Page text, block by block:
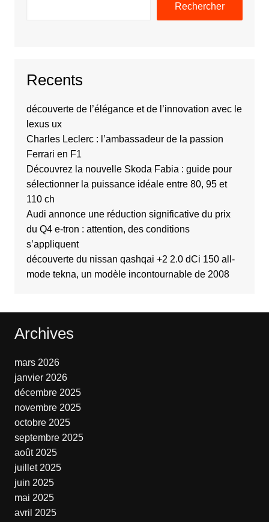
Rechercher
Recents
découverte de l’élégance et de l’innovation avec le
lexus ux
Charles Leclerc : l’ambassadeur de la passion
Ferrari en F1
Découvrez la nouvelle Skoda Fabia : guide pour
sélectionner la puissance idéale entre 80, 95 et
110 ch
Audi annonce une réduction significative du prix
du Q4 e-tron : attention, des conditions
s’appliquent
découverte du nissan qashqai +2 2.0 dCi 150 all-
mode tekna, un modèle incontournable de 2008
Archives
mars 2026
janvier 2026
décembre 2025
novembre 2025
octobre 2025
septembre 2025
août 2025
juillet 2025
juin 2025
mai 2025
avril 2025